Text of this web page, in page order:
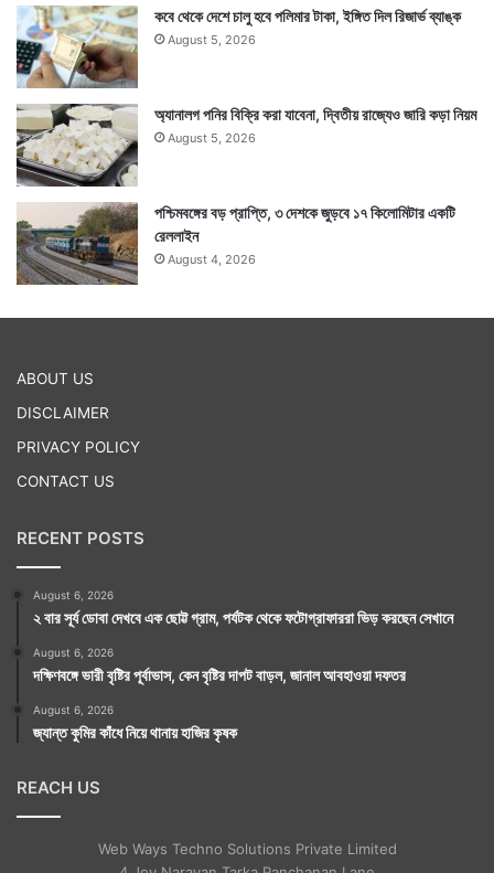
কবে থেকে দেশে চালু হবে পলিমার টাকা, ইঙ্গিত দিল রিজার্ভ ব্যাঙ্ক
August 5, 2026
অ্যানালগ পনির বিক্রি করা যাবেনা, দ্বিতীয় রাজ্যেও জারি কড়া নিয়ম
August 5, 2026
পশ্চিমবঙ্গের বড় প্রাপ্তি, ৩ দেশকে জুড়বে ১৭ কিলোমিটার একটি
রেললাইন
August 4, 2026
ABOUT US
DISCLAIMER
PRIVACY POLICY
CONTACT US
RECENT POSTS
August 6, 2026
২ বার সূর্য ডোবা দেখবে এক ছোট্ট গ্রাম, পর্যটক থেকে ফটোগ্রাফাররা ভিড় করছেন সেখানে
August 6, 2026
দক্ষিণবঙ্গে ভারী বৃষ্টির পূর্বাভাস, কেন বৃষ্টির দাপট বাড়ল, জানাল আবহাওয়া দফতর
August 6, 2026
জ্যান্ত কুমির কাঁধে নিয়ে থানায় হাজির কৃষক
REACH US
Web Ways Techno Solutions Private Limited